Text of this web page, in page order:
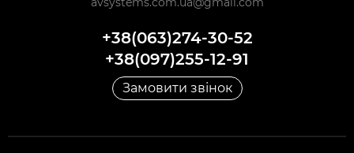
+38(063)274-30-52
+38(097)255-12-91
Замовити звінок